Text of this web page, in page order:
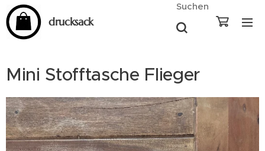
drucksack
Suchen
Mini Stofftasche Flieger